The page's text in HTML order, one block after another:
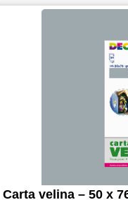
Carta velina – 50 x